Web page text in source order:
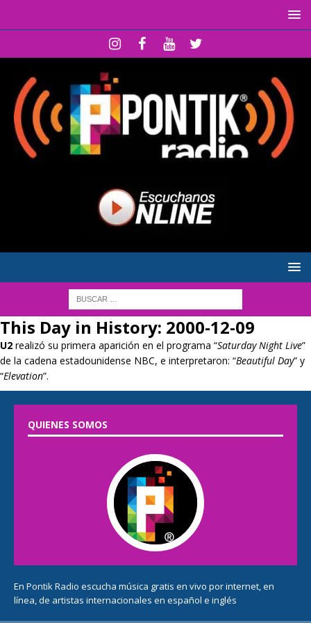
This Day in History: 2000-12-09
U2 realizó su primera aparición en el programa “Saturday Night Live”
de la cadena estadounidense NBC, e interpretaron: “Beautiful Day” y
“Elevation”.
QUIENES SOMOS
En Pontik Radio escucha música gratis en vivo por internet, en
línea, de artistas internacionales en español e inglés